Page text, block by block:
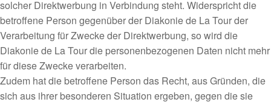
solcher Direktwerbung in Verbindung steht. Widerspricht die
betroffene Person gegenüber der Diakonie de La Tour der
Verarbeitung für Zwecke der Direktwerbung, so wird die
Diakonie de La Tour die personenbezogenen Daten nicht mehr
für diese Zwecke verarbeiten.
Zudem hat die betroffene Person das Recht, aus Gründen, die
sich aus ihrer besonderen Situation ergeben, gegen die sie